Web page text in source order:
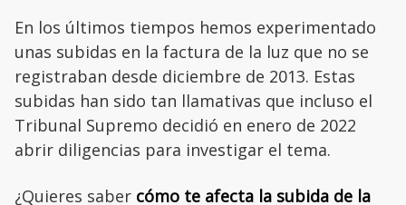
En los últimos tiempos hemos experimentado
unas subidas en la factura de la luz que no se
registraban desde diciembre de 2013. Estas
subidas han sido tan llamativas que incluso el
Tribunal Supremo decidió en enero de 2022
abrir diligencias para investigar el tema.
¿Quieres saber cómo te afecta la subida de la